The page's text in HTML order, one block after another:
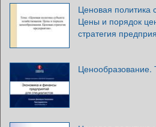
Ценовая политика
Цены и порядок
стратегия
Ценообразование.